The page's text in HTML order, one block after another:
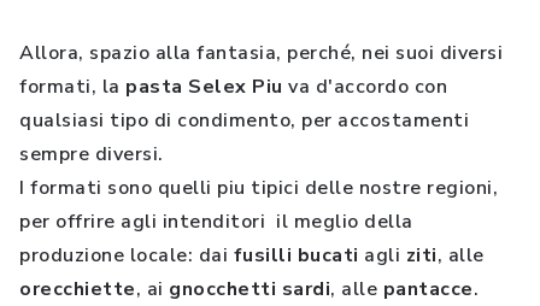
Allora, spazio alla fantasia, perché, nei suoi diversi
formati, la pasta Selex Piu va d'accordo con
qualsiasi tipo di condimento, per accostamenti
sempre diversi.
I formati sono quelli piu tipici delle nostre regioni,
per offrire agli intenditori il meglio della
produzione locale: dai fusilli bucati agli ziti, alle
orecchiette, ai gnocchetti sardi, alle pantacce.